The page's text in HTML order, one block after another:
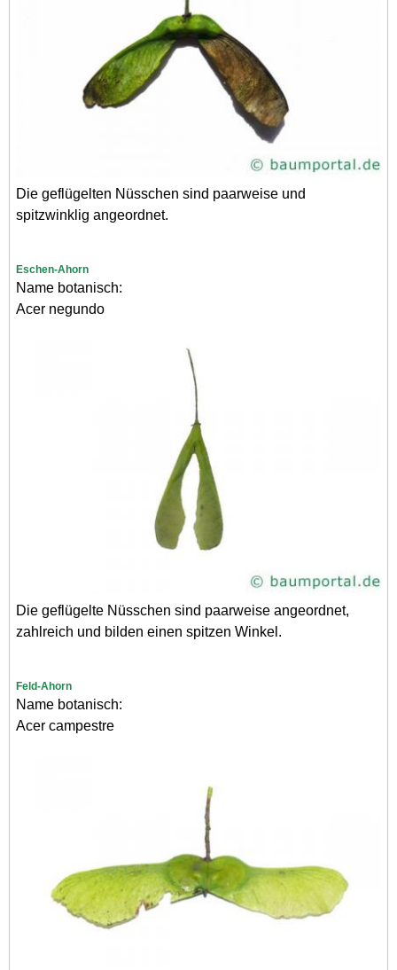
Die geflügelten Nüsschen sind paarweise und
spitzwinklig angeordnet.
Eschen-Ahorn
Name botanisch:
Acer negundo
Die geflügelte Nüsschen sind paarweise angeordnet,
zahlreich und bilden einen spitzen Winkel.
Feld-Ahorn
Name botanisch:
Acer campestre